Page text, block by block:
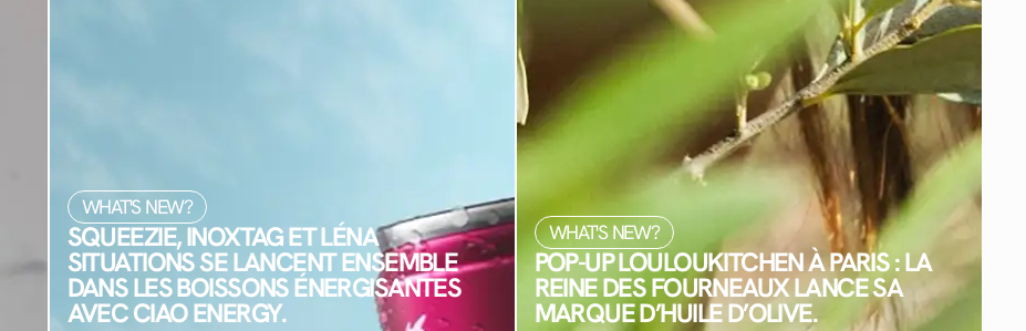
WHAT'S NEW?
SQUEEZIE, INOXTAG ET LÉNA
SITUATIONS SE LANCENT ENSEMBLE
DANS LES BOISSONS ÉNERGISANTES
AVEC CIAO ENERGY.
WHAT'S NEW?
POP-UP LOULOUKITCHEN À PARIS : LA
REINE DES FOURNEAUX LANCE SA
MARQUE D’HUILE D’OLIVE.